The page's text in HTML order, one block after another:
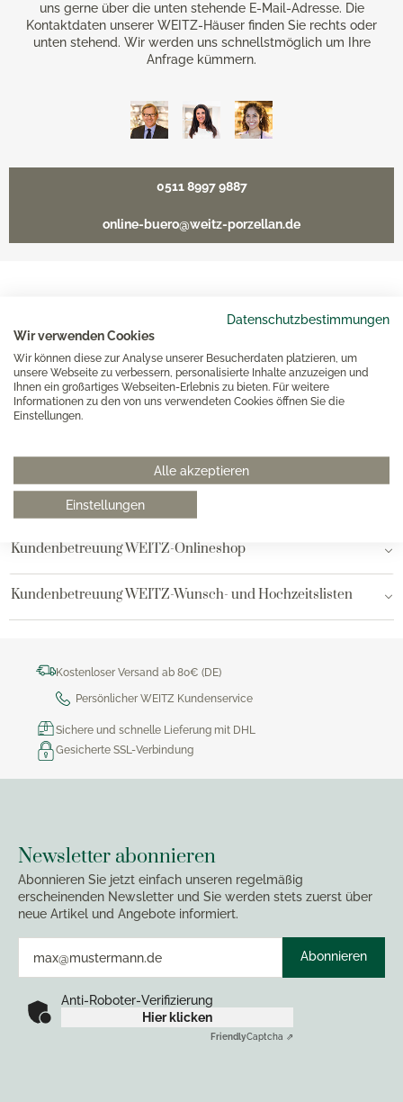
Datenschutzbestimmungen
Wir verwenden Cookies
Wir können diese zur Analyse unserer Besucherdaten platzieren, um
unsere Webseite zu verbessern, personalisierte Inhalte anzuzeigen und
Ihnen ein großartiges Webseiten-Erlebnis zu bieten. Für weitere
Informationen zu den von uns verwendeten Cookies öffnen Sie die
Einstellungen.
Alle akzeptieren
Einstellungen
uns gerne über die unten stehende E-Mail-Adresse. Die
Kontaktdaten unserer WEITZ-Häuser finden Sie rechts oder
unten stehend. Wir werden uns schnellstmöglich um Ihre
Anfrage kümmern.
0511 8997 9887
online-buero@weitz-porzellan.de
Unsere Häuser
Hannover
Hamburg am Neuen Wall
Hamburg AEZ
Kundenbetreuung WEITZ-Onlineshop
Kundenbetreuung WEITZ-Wunsch- und Hochzeitslisten
Kostenloser Versand ab 80€ (DE)
Persönlicher WEITZ Kundenservice
Sichere und schnelle Lieferung mit DHL
Gesicherte SSL-Verbindung
Newsletter abonnieren
Abonnieren Sie jetzt einfach unseren regelmäßig
erscheinenden Newsletter und Sie werden stets zuerst über
neue Artikel und Angebote informiert.
Abonnieren
Anti-Roboter-Verifizierung
Hier klicken
FriendlyCaptcha ⇗